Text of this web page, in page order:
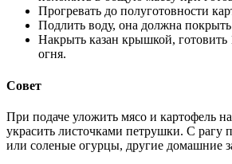
Прогревать до полуготовности
Подлить воду, она должна
Накрыть казан крышкой, готовить
огня.
Совет
При подаче уложить мясо и картофель
украсить листочками петрушки. С рагу
или соленые огурцы, другие домашние